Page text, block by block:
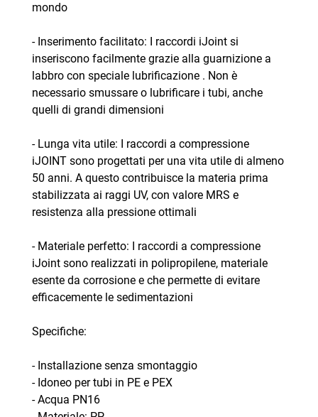
mondo
- Inserimento facilitato: I raccordi iJoint si
inseriscono facilmente grazie alla guarnizione a
labbro con speciale lubrificazione . Non è
necessario smussare o lubrificare i tubi, anche
quelli di grandi dimensioni
- Lunga vita utile: I raccordi a compressione
iJOINT sono progettati per una vita utile di almeno
50 anni. A questo contribuisce la materia prima
stabilizzata ai raggi UV, con valore MRS e
resistenza alla pressione ottimali
- Materiale perfetto: I raccordi a compressione
iJoint sono realizzati in polipropilene, materiale
esente da corrosione e che permette di evitare
efficacemente le sedimentazioni
Specifiche:
- Installazione senza smontaggio
- Idoneo per tubi in PE e PEX
- Acqua PN16